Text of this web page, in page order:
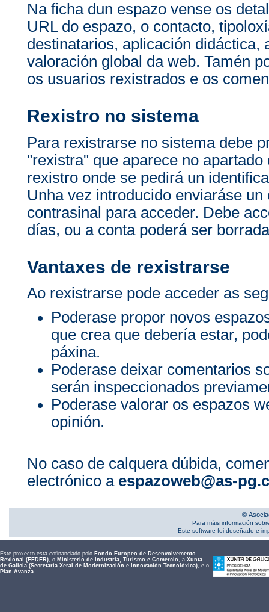
Na ficha dun espazo vense os
URL do espazo, o contacto,
destinatarios, aplicación didáctica,
valoración global da web. Tamén
os usuarios rexistrados e os
Rexistro no sistema
Para rexistrarse no sistema debe
"rexistra" que aparece no
rexistro onde se pedirá un
Unha vez introducido enviaráse
contrasinal para acceder. Debe
días, ou a conta poderá ser
Vantaxes de rexistrarse
Ao rexistrarse pode acceder as
Poderase propor novos
que crea que debería estar,
páxina.
Poderase deixar comentarios
serán inspeccionados
Poderase valorar os espazos
opinión.
No caso de calquera dúbida,
electrónico a espazoweb@as-
©
Para máis información
Este software foi deseñado e
Este proxecto está cofinanciado polo Fondo Europeo de Desenvolvemento
Rexional (FEDER) , o Ministerio de Industria, Turismo e Comercio , a Xunta
de Galicia (Secretaría Xeral de Modernización e Innovación Tecnolóxica) , e o
Plan Avanza